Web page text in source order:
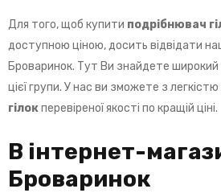
Для того, щоб купити подрібнювач
доступною ціною, досить відвідати
Броваринок. Тут Ви знайдете
цієї групи. У нас ви зможете з
гілокперевіреної якості по кращій ціні.
В інтернет-
Броваринок